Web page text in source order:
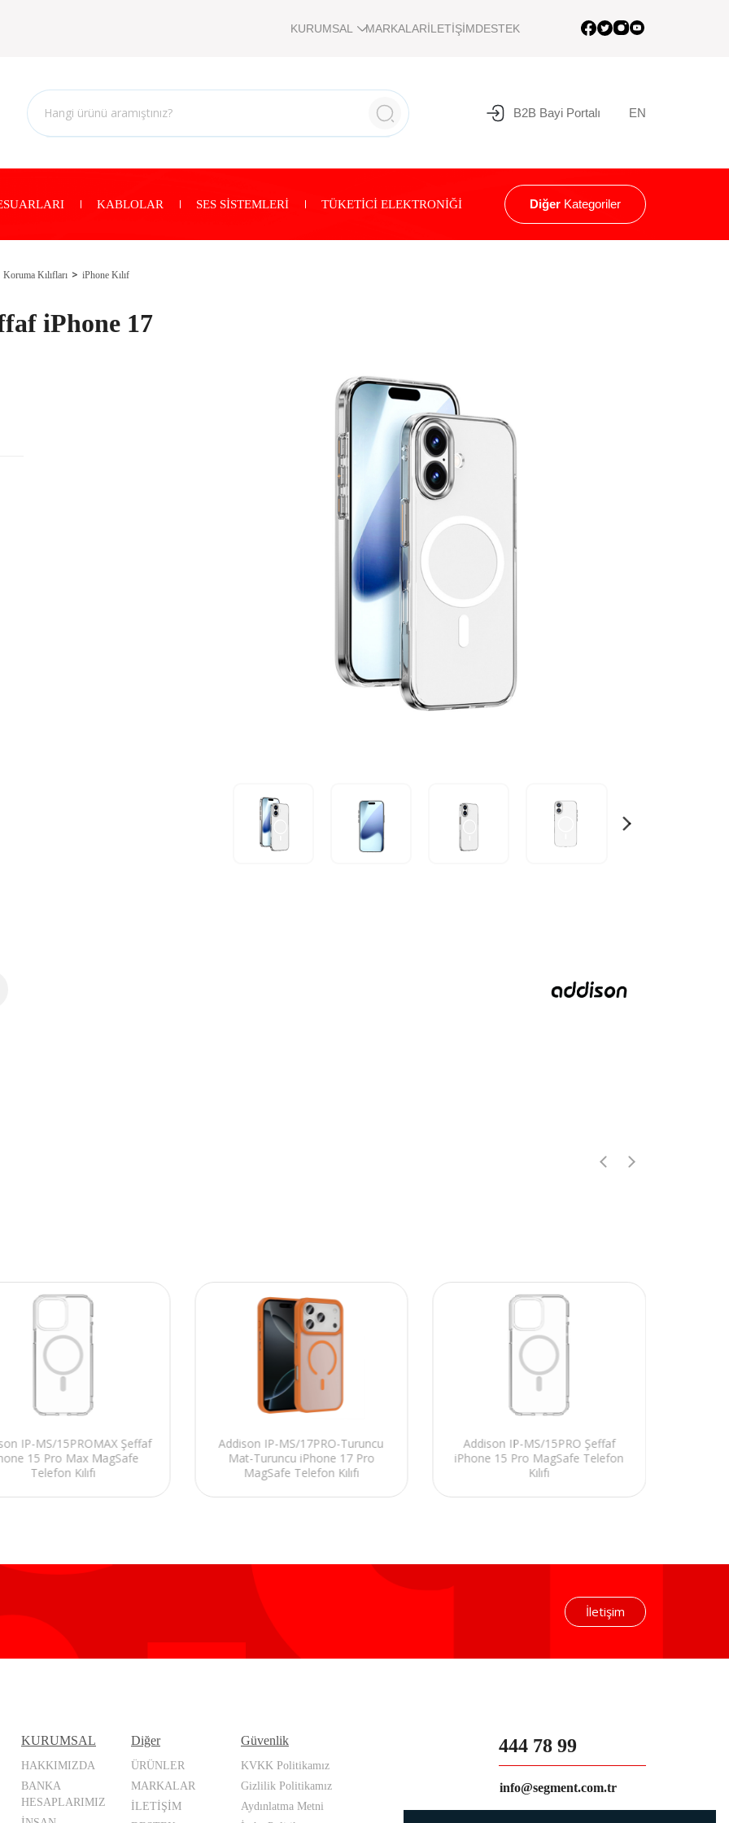
KURUMSAL MARKALARİLETİŞİMDESTEK
B2B Bayi Portalı EN
KABLOLAR SES SİSTEMLERİ TÜKETİCİ ELEKTRONİĞİ Diğer Kategoriler
Koruma Kılıfları iPhone Kılıf
iPhone 17
IP-MS/15PROMAX Şeffaf
15 Pro Max MagSafe
Telefon Kılıfı
Addison IP-MS/17PRO-Turuncu
Mat-Turuncu iPhone 17 Pro
MagSafe Telefon Kılıfı
Addison IP-MS/15PRO Şeffaf
iPhone 15 Pro MagSafe Telefon
Kılıfı
İletişim
KURUMSAL
HAKKIMIZDA
BANKA
HESAPLARIMIZ
Diğer
ÜRÜNLER
MARKALAR
İLETİŞİM
Güvenlik
KVKK Politikamız
Gizlilik Politikamız
Aydınlatma Metni
444 78 99
info@segment.com.tr